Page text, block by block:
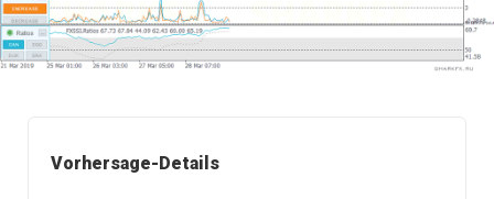
Vorhersage-Details